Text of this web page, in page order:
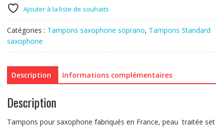
tampons
saxophone
soprano
résonateur
métal
Ajouter à la liste de souhaits
Catégories : Tampons saxophone soprano, Tampons Standard
saxophone
Description Informations complémentaires
Description
Tampons pour saxophone fabriqués en France, peau traitée set